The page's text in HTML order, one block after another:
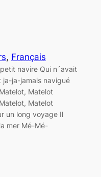
, Français
navire Qui n´avait
ja-ja-jamais navigué
Matelot
Matelot
un long voyage Il
mer Mé-Mé-